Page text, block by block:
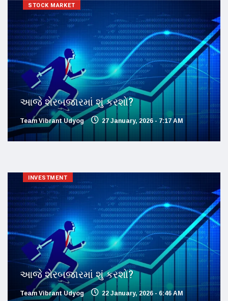
STOCK MARKET
આજે શેરબજારમાં શું કરશો?
Team Vibrant Udyog 27 January, 2026 - 7:17 AM
INVESTMENT
આજે શેરબજારમાં શું કરશો?
Team Vibrant Udyog 22 January, 2026 - 6:46 AM